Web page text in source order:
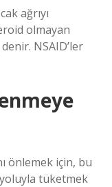
ağrıyı
olmayan
NSAID’ler
önlemek için, bu
tüketmek